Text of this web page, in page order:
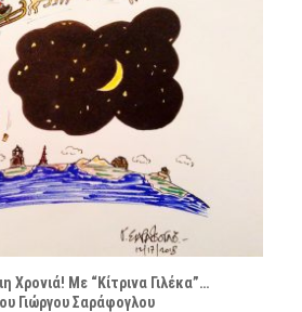
Χρονιά! Με “Κίτρινα Γιλέκα”…
Γιώργου Σαράφογλου